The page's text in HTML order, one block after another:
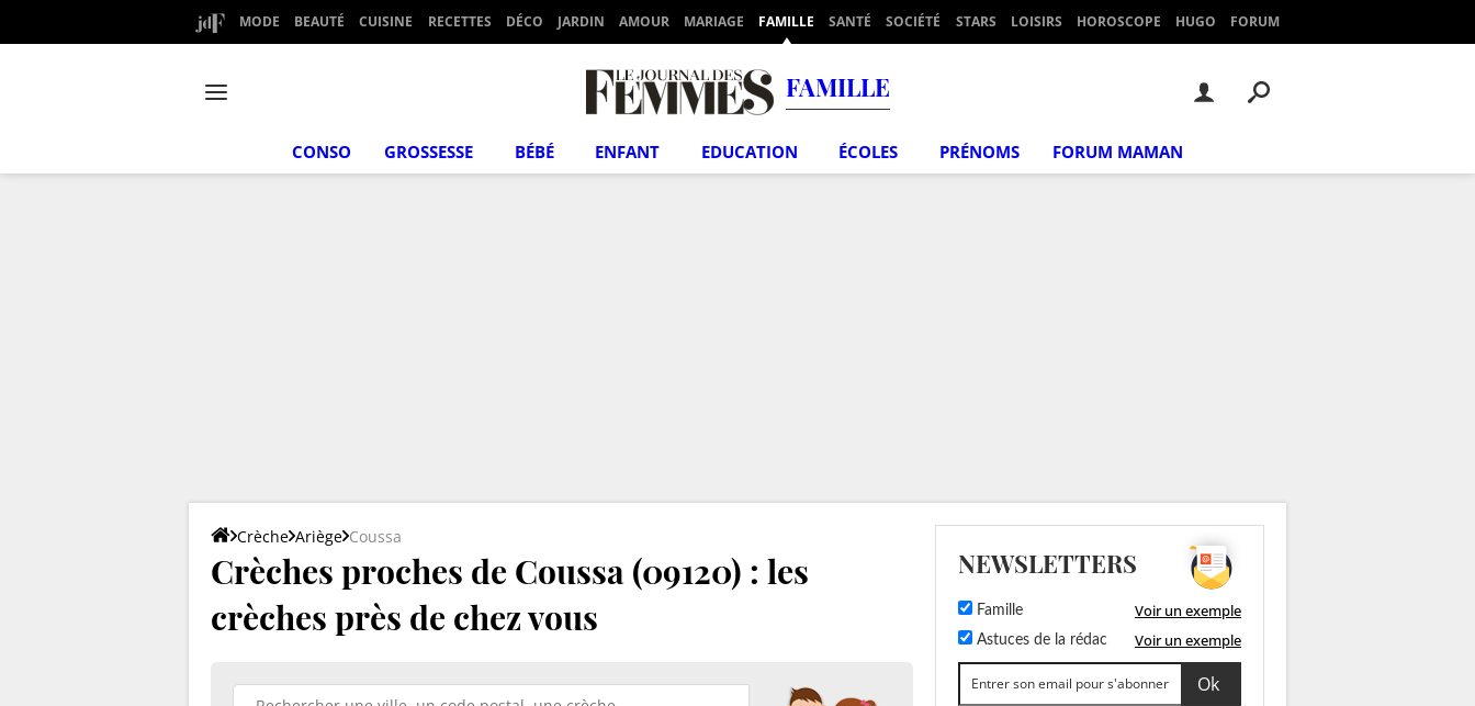
MODE BEAUTÉ CUISINE RECETTES DÉCO JARDIN AMOUR MARIAGE FAMILLE SANTÉ SOCIÉTÉ STARS LOISIRS HOROSCOPE HUGO FORUM
FAMILLE
CONSO GROSSESSE BÉBÉ ENFANT EDUCATION ÉCOLES PRÉNOMS FORUM MAMAN
Crèche Ariège Coussa
Crèches proches de Coussa (09120) : les
crèches près de chez vous
NEWSLETTERS
Famille Voir un exemple
Astuces de la rédac Voir un exemple